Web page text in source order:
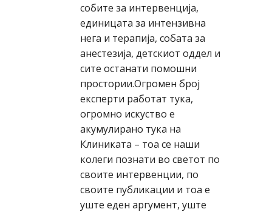
собите за интервенција,
единицата за интензивна
нега и терапија, собата за
анестезија, детскиот оддел и
сите останати помошни
простории.Огромен број
експерти работат тука,
огромно искуство е
акумулирано тука на
Клиниката – тоа се наши
колеги познати во светот по
своите интервенции, по
своите публикации и тоа е
уште еден аргумент, уште